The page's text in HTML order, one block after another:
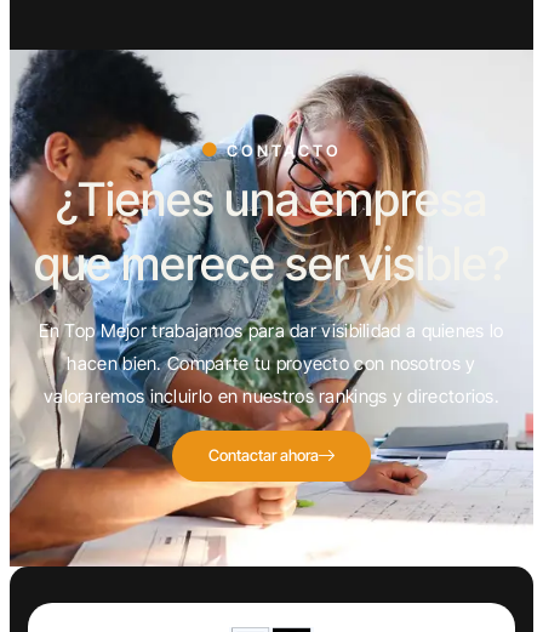
CONTACTO
¿Tienes una empresa
que merece ser visible?
En Top Mejor trabajamos para dar visibilidad a quienes lo
hacen bien. Comparte tu proyecto con nosotros y
valoraremos incluirlo en nuestros rankings y directorios.
Contactar ahora